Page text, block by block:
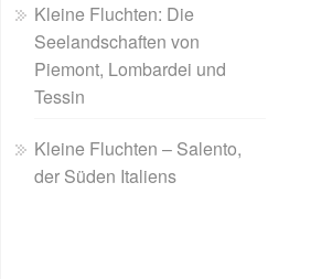
Kleine Fluchten: Die
Seelandschaften von
Piemont, Lombardei und
Tessin
Kleine Fluchten – Salento,
der Süden Italiens